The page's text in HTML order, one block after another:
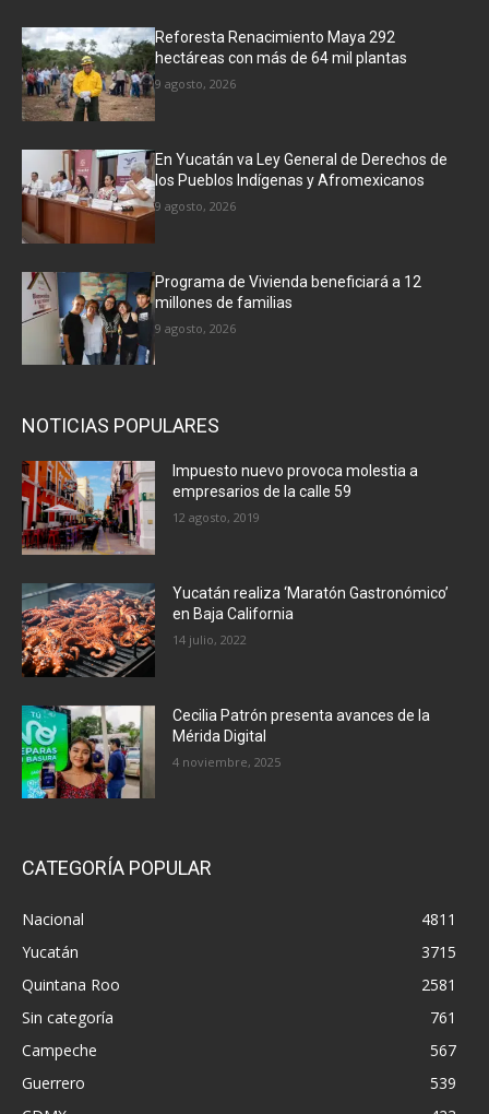
Reforesta Renacimiento Maya 292
hectáreas con más de 64 mil plantas
9 agosto, 2026
En Yucatán va Ley General de Derechos de
los Pueblos Indígenas y Afromexicanos
9 agosto, 2026
Programa de Vivienda beneficiará a 12
millones de familias
9 agosto, 2026
NOTICIAS POPULARES
Impuesto nuevo provoca molestia a
empresarios de la calle 59
12 agosto, 2019
Yucatán realiza ‘Maratón Gastronómico’
en Baja California
14 julio, 2022
Cecilia Patrón presenta avances de la
Mérida Digital
4 noviembre, 2025
CATEGORÍA POPULAR
Nacional
4811
Yucatán
3715
Quintana Roo
2581
Sin categoría
761
Campeche
567
Guerrero
539